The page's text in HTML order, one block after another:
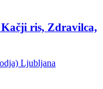
ris, Zdravilca,
Ljubljana